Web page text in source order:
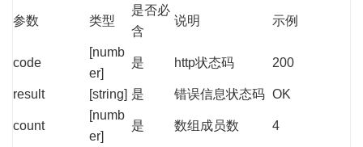
参数 类型
是否必
含
说明 示例
code
[numb
er]
是 http状态码 200
result [string] 是 错误信息状态码 OK
count
[numb
er]
是 数组成员数 4